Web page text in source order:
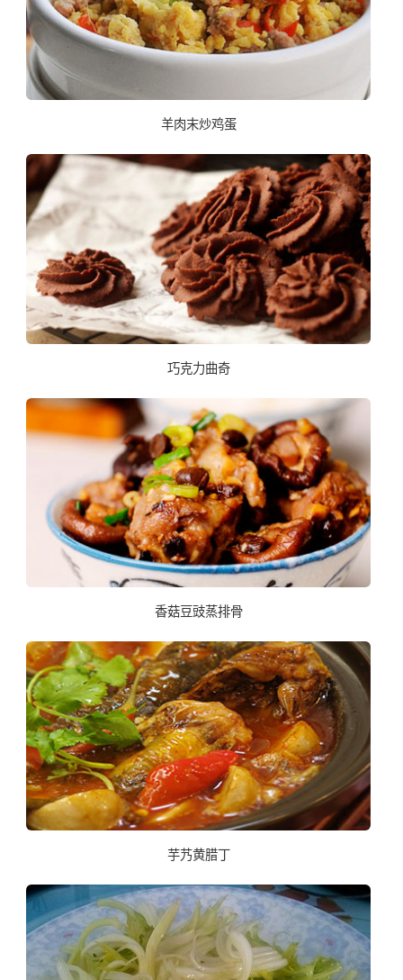
羊肉末炒鸡蛋
巧克力曲奇
香菇豆豉蒸排骨
芋艿黄腊丁